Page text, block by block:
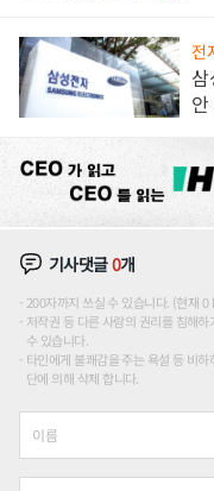
전
기사댓글0개
200자까지 쓰실 수 있습니다. (현재
저작권 등 다른 사람의 권리를 침해
수 있습니다.
타인에게 불쾌감을 주는 욕설 등 비
단에 의해 삭제 합니다.